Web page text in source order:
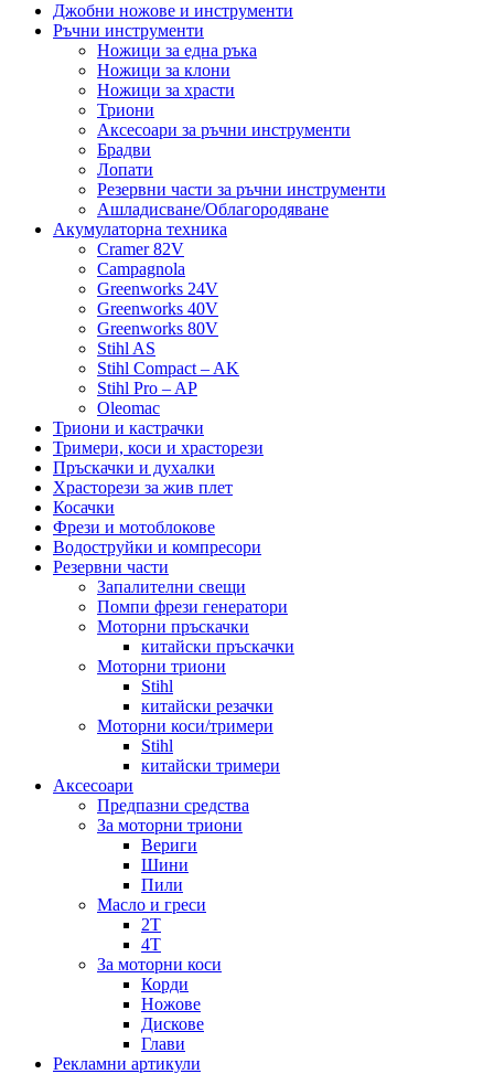
Джобни ножове и инструменти
Ръчни инструменти
Ножици за една ръка
Ножици за клони
Ножици за храсти
Триони
Аксесоари за ръчни инструменти
Брадви
Лопати
Резервни части за ръчни инструменти
Ашладисване/Облагородяване
Акумулаторна техника
Cramer 82V
Campagnola
Greenworks 24V
Greenworks 40V
Greenworks 80V
Stihl AS
Stihl Compact – AK
Stihl Pro – AP
Oleomac
Триони и кастрачки
Тримери, коси и храсторези
Пръскачки и духалки
Храсторези за жив плет
Косачки
Фрези и мотоблокове
Водоструйки и компресори
Резервни части
Запалителни свещи
Помпи фрези генератори
Моторни пръскачки
китайски пръскачки
Моторни триони
Stihl
китайски резачки
Моторни коси/тримери
Stihl
китайски тримери
Аксесоари
Предпазни средства
За моторни триони
Вериги
Шини
Пили
Масло и греси
2Т
4Т
За моторни коси
Корди
Ножове
Дискове
Глави
Рекламни артикули